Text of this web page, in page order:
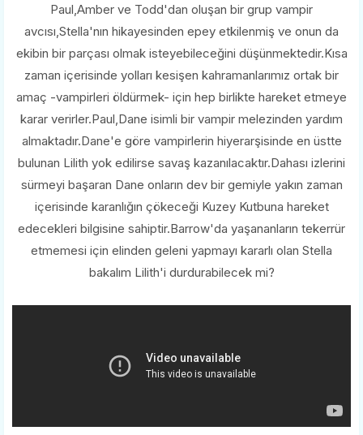
Paul,Amber ve Todd'dan oluşan bir grup vampir
avcısı,Stella'nın hikayesinden epey etkilenmiş ve onun da
ekibin bir parçası olmak isteyebileceğini düşünmektedir.Kısa
zaman içerisinde yolları kesişen kahramanlarımız ortak bir
amaç -vampirleri öldürmek- için hep birlikte hareket etmeye
karar verirler.Paul,Dane isimli bir vampir melezinden yardım
almaktadır.Dane'e göre vampirlerin hiyerarşisinde en üstte
bulunan Lilith yok edilirse savaş kazanılacaktır.Dahası izlerini
sürmeyi başaran Dane onların dev bir gemiyle yakın zaman
içerisinde karanlığın çökeceği Kuzey Kutbuna hareket
edecekleri bilgisine sahiptir.Barrow'da yaşananların tekerrür
etmemesi için elinden geleni yapmayı kararlı olan Stella
bakalım Lilith'i durdurabilecek mi?